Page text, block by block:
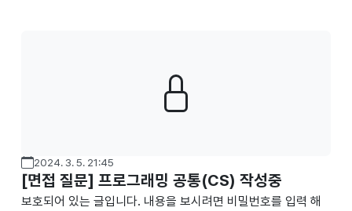
2024. 3. 5. 21:45
[면접 질문] 프로그래밍 공통(CS) 작성중
보호되어 있는 글입니다. 내용을 보시려면 비밀번호를 입력 해